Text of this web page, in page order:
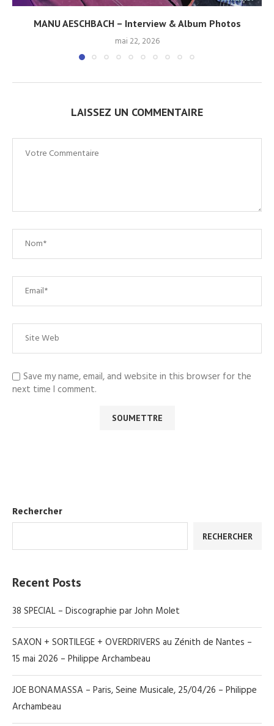
MANU AESCHBACH – Interview & Album Photos
mai 22, 2026
LAISSEZ UN COMMENTAIRE
Save my name, email, and website in this browser for the
next time I comment.
Rechercher
RECHERCHER
Recent Posts
38 SPECIAL – Discographie par John Molet
SAXON + SORTILEGE + OVERDRIVERS au Zénith de Nantes –
15 mai 2026 – Philippe Archambeau
JOE BONAMASSA – Paris, Seine Musicale, 25/04/26 – Philippe
Archambeau